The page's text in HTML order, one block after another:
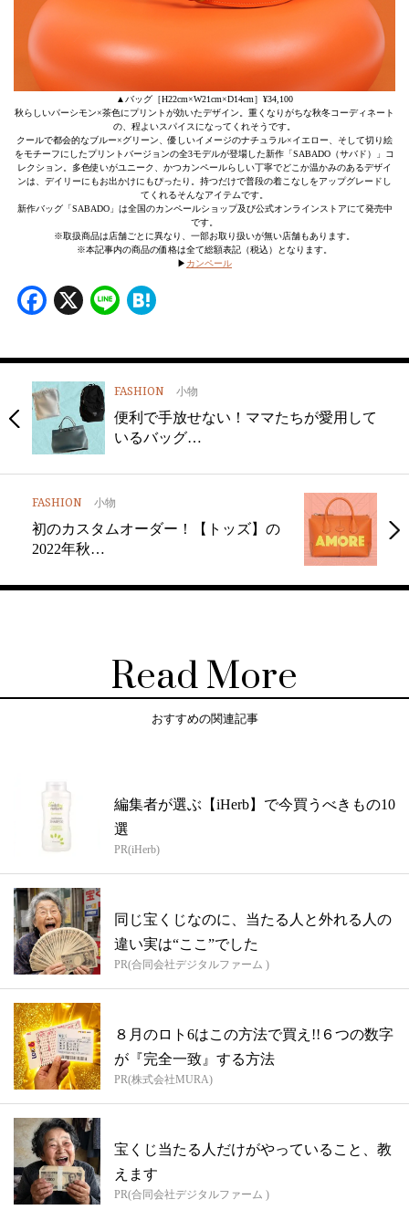
▲バッグ［H22cm×W21cm×D14cm］¥34,100
秋らしいパーシモン×茶色にプリントが効いたデザイン。重くなりがちな秋冬コーディネート
の、程よいスパイスになってくれそうです。
クールで都会的なブルー×グリーン、優しいイメージのナチュラル×イエロー、そして切り絵
をモチーフにしたプリントバージョンの全3モデルが登場した新作「SABADO（サバド）」コ
レクション。多色使いがユニーク、かつカンペールらしい丁寧でどこか温かみのあるデザイ
ンは、デイリーにもお出かけにもぴったり。持つだけで普段の着こなしをアップグレードし
てくれるそんなアイテムです。
新作バッグ「SABADO」は全国のカンペールショップ及び公式オンラインストアにて発売中
です。
※取扱商品は店舗ごとに異なり、一部お取り扱いが無い店舗もあります。
※本記事内の商品の価格は全て総額表記（税込）となります。
▶︎ カンペール
Facebook
X Line
FASHION 小物
便利で手放せない！ママたちが愛用して
いるバッグ…
FASHION 小物
初のカスタムオーダー！【トッズ】の
2022年秋…
Read More
おすすめの関連記事
編集者が選ぶ【iHerb】で今買うべきもの10
選
PR(iHerb)
同じ宝くじなのに、当たる人と外れる人の
違い実は“ここ”でした
PR(合同会社デジタルファーム )
８月のロト6はこの方法で買え!!６つの数字
が『完全一致』する方法
PR(株式会社MURA)
宝くじ当たる人だけがやっていること、教
えます
PR(合同会社デジタルファーム )